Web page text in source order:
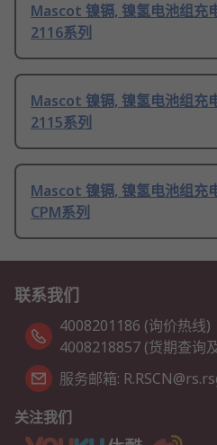
Mascot 镍镉, 镍氢电池组充
2116系列
Mascot 镍镉, 镍氢电池组充
2115系列
Mascot 镍镉, 镍氢电池组充
CPM系列
联系我们
4008201186 (询价热线)
4008218857 (货期查询
服务邮箱:
关注我们